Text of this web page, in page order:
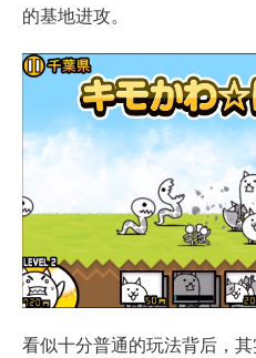
的基地进攻。
看似十分普通的玩法背后，